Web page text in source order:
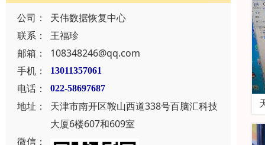
公司：
天伟数据恢复中心
联系：
王福珍
邮箱：
108348246@qq.com
手机：
13011357061
电话： 022-58697687
地址：
天津市南开区鞍山西道338号百脑汇科技
大厦6楼607和609室
微信：